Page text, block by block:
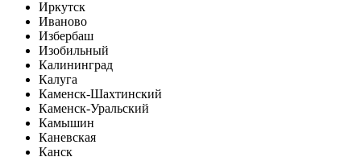
Иркутск
Иваново
Избербаш
Изобильный
Калининград
Калуга
Каменск-Шахтинский
Каменск-Уральский
Камышин
Каневская
Канск